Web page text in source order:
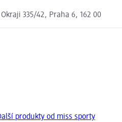
335/42, Praha 6, 162 00
produkty od miss sporty